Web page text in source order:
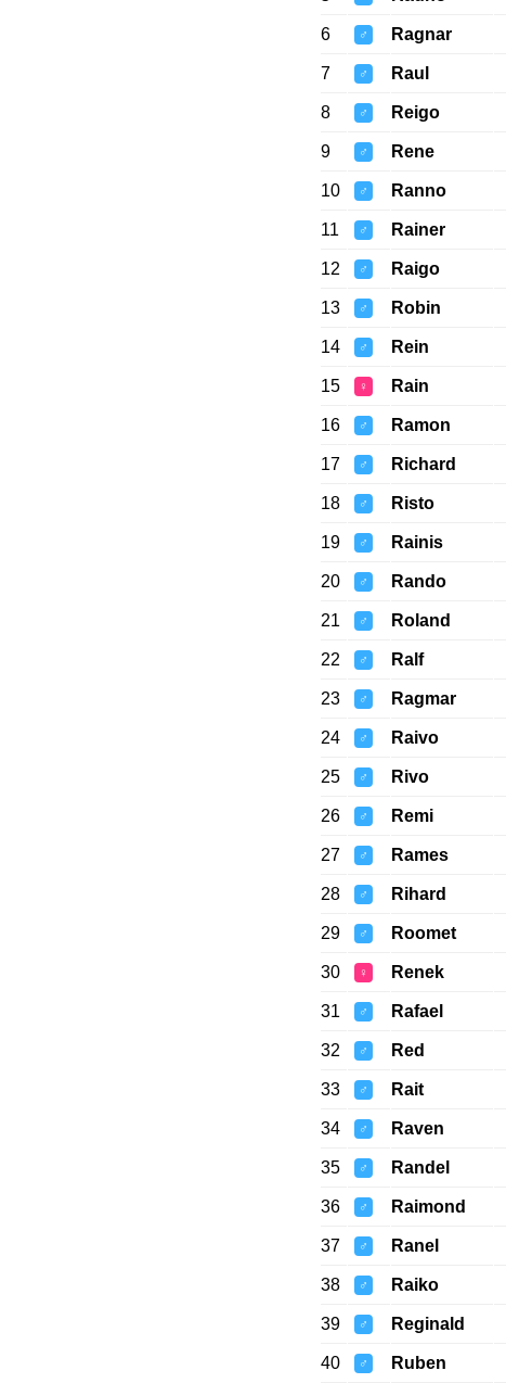
6 ♂ Ragnar
7 ♂ Raul
8 ♂ Reigo
9 ♂ Rene
10 ♂ Ranno
11 ♂ Rainer
12 ♂ Raigo
13 ♂ Robin
14 ♂ Rein
15 ♀ Rain
16 ♂ Ramon
17 ♂ Richard
18 ♂ Risto
19 ♂ Rainis
20 ♂ Rando
21 ♂ Roland
22 ♂ Ralf
23 ♂ Ragmar
24 ♂ Raivo
25 ♂ Rivo
26 ♂ Remi
27 ♂ Rames
28 ♂ Rihard
29 ♂ Roomet
30 ♀ Renek
31 ♂ Rafael
32 ♂ Red
33 ♂ Rait
34 ♂ Raven
35 ♂ Randel
36 ♂ Raimond
37 ♂ Ranel
38 ♂ Raiko
39 ♂ Reginald
40 ♂ Ruben